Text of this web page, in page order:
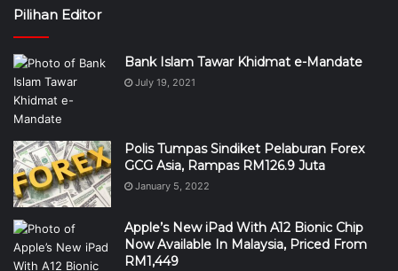
Pilihan Editor
Bank Islam Tawar Khidmat e-Mandate
July 19, 2021
Polis Tumpas Sindiket Pelaburan Forex
GCG Asia, Rampas RM126.9 Juta
January 5, 2022
Apple’s New iPad With A12 Bionic Chip
Now Available In Malaysia, Priced From
RM1,449